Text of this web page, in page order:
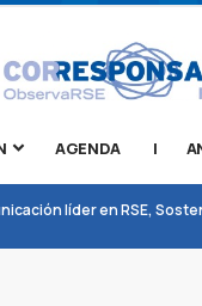
AGENDA |
líder en RSE,